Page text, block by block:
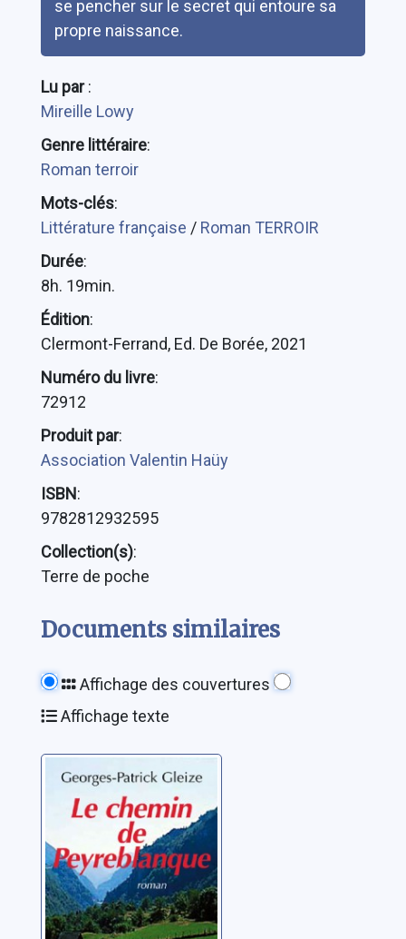
se pencher sur le secret qui entoure sa
propre naissance.
Lu par:
Mireille Lowy
Genre littéraire:
Roman terroir
Mots-clés:
Littérature française / Roman TERROIR
Durée:
8h. 19min.
Édition:
Clermont-Ferrand, Ed. De Borée, 2021
Numéro du livre:
72912
Produit par:
Association Valentin Haüy
ISBN:
9782812932595
Collection(s):
Terre de poche
Documents similaires
Affichage des couvertures
Affichage texte
Le chemin de
Peyreblanque
Gleize, Georges-Patrick